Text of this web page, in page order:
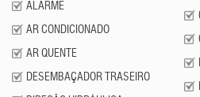
ALARME
AR CONDICIONADO
AR QUENTE
DESEMBAÇADOR TRASEIRO